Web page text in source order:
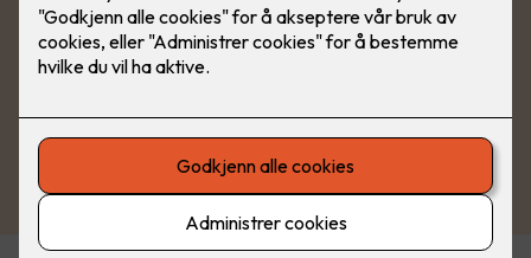
Se produkter fra Schneider